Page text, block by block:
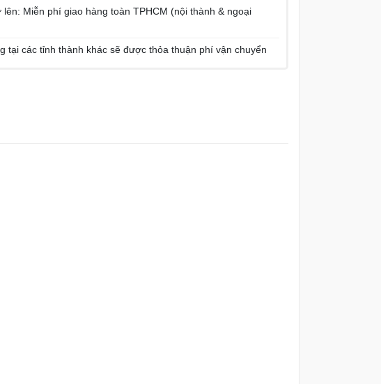
Miễn phí giao hàng toàn TPHCM (nội thành & ngoại
tại các tỉnh thành khác sẽ được thỏa thuận phí vận chuyển